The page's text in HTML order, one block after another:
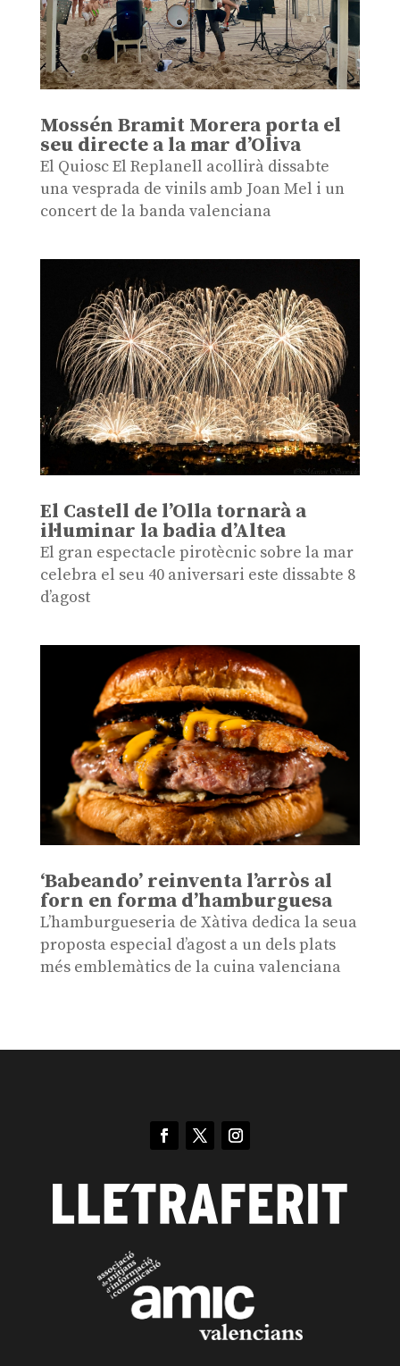
Mossén Bramit Morera porta el
seu directe a la mar d’Oliva
El Quiosc El Replanell acollirà dissabte
una vesprada de vinils amb Joan Mel i un
concert de la banda valenciana
El Castell de l’Olla tornarà a
il·luminar la badia d’Altea
El gran espectacle pirotècnic sobre la mar
celebra el seu 40 aniversari este dissabte 8
d’agost
‘Babeando’ reinventa l’arròs al
forn en forma d’hamburguesa
L’hamburgueseria de Xàtiva dedica la seua
proposta especial d’agost a un dels plats
més emblemàtics de la cuina valenciana